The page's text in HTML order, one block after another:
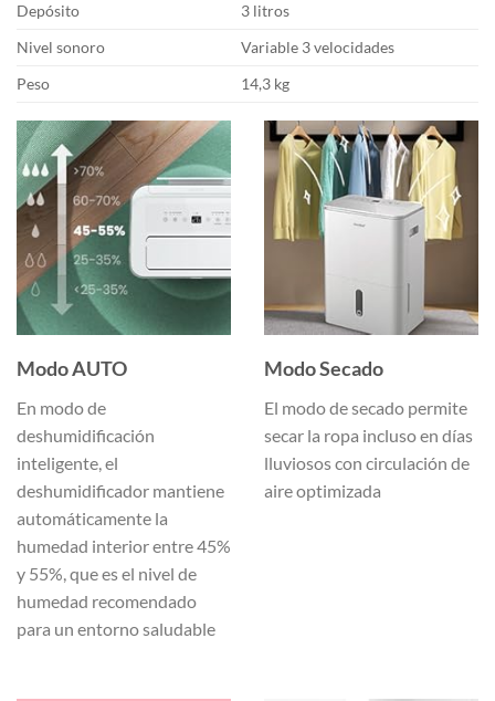
Depósito
3 litros
Nivel sonoro
Variable 3 velocidades
Peso
14,3 kg
Modo AUTO
En modo de
deshumidificación
inteligente, el
deshumidificador mantiene
automáticamente la
humedad interior entre 45%
y 55%, que es el nivel de
humedad recomendado
para un entorno saludable
Modo Secado
El modo de secado permite
secar la ropa incluso en días
lluviosos con circulación de
aire optimizada